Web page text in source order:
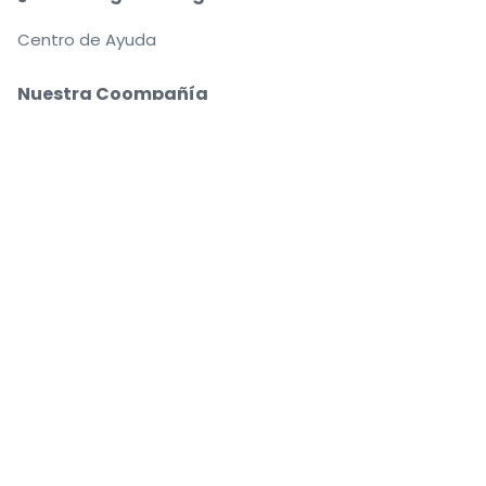
Nuestra Coompañía
Centro de Ayuda